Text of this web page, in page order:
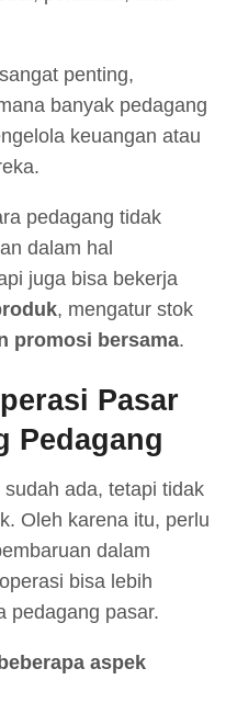
penting,
banyak pedagang
keuangan atau
pedagang tidak
dalam hal
juga bisa bekerja
, mengatur stok
promosi bersama.
Pasar
Pedagang
ada, tetapi tidak
Oleh karena itu, perlu
dalam
bisa lebih
pedagang pasar.
aspek